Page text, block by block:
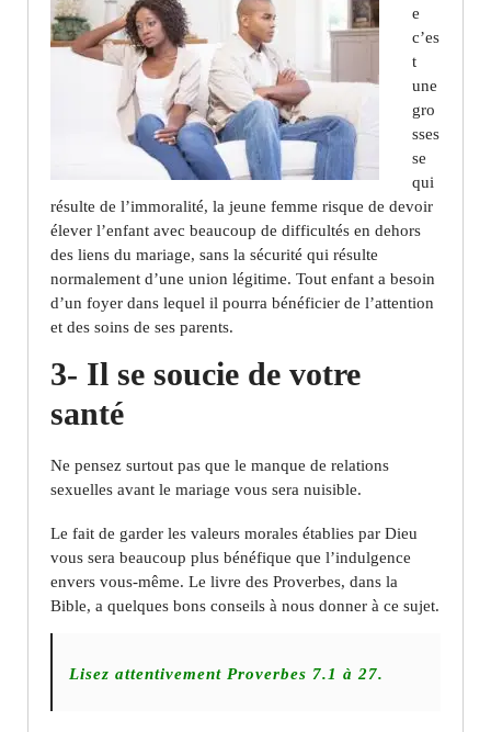
e
c’es
t
une
gro
sses
se
qui
résulte de l’immoralité, la jeune femme risque de devoir
élever l’enfant avec beaucoup de difficultés en dehors
des liens du mariage, sans la sécurité qui résulte
normalement d’une union légitime. Tout enfant a besoin
d’un foyer dans lequel il pourra bénéficier de l’attention
et des soins de ses parents.
3- Il se soucie de votre
santé
Ne pensez surtout pas que le manque de relations
sexuelles avant le mariage vous sera nuisible.
Le fait de garder les valeurs morales établies par Dieu
vous sera beaucoup plus bénéfique que l’indulgence
envers vous-même. Le livre des Proverbes, dans la
Bible, a quelques bons conseils à nous donner à ce sujet.
Lisez attentivement Proverbes 7.1 à 27.